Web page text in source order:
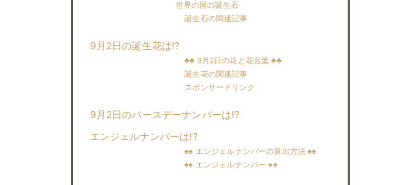
世界の国の誕生石
誕生石の関連記事
9月2日の誕生花は!?
♣♣ 9月2日の花と花言葉 ♣♣
誕生花の関連記事
スポンサードリンク
9月2日のバースデーナンバーは!?
エンジェルナンバーは!?
♠♠ エンジェルナンバーの算出方法 ♠♠
♠♠ エンジェルナンバー ♠♠